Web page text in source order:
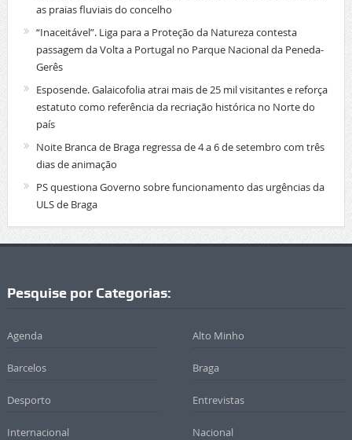
as praias fluviais do concelho
“Inaceitável”. Liga para a Proteção da Natureza contesta
passagem da Volta a Portugal no Parque Nacional da Peneda-
Gerês
Esposende. Galaicofolia atrai mais de 25 mil visitantes e reforça
estatuto como referência da recriação histórica no Norte do
país
Noite Branca de Braga regressa de 4 a 6 de setembro com três
dias de animação
PS questiona Governo sobre funcionamento das urgências da
ULS de Braga
Pesquise por Categorias:
Agenda Alto Minho
Barcelos Braga
Desporto Entrevistas
Internacional Nacional